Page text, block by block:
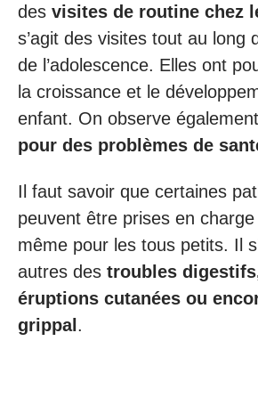
des visites de routine chez
s’agit des visites tout au long
de l’adolescence. Elles ont
la croissance et le
enfant. On observe
pour des problèmes de
Il faut savoir que certaines
peuvent être prises en
même pour les tous petits. Il
autres des troubles
éruptions cutanées ou
grippal .